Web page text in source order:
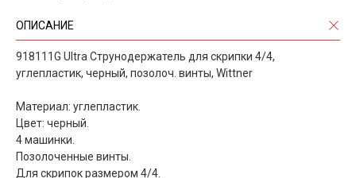
ОПИСАНИЕ
918111G Ultra Струнодержатель для скрипки 4/4,
углепластик, черный, позолоч. винты, Wittner
Материал: углепластик.
Цвет: черный.
4 машинки.
Позолоченные винты.
Для скрипок размером 4/4.